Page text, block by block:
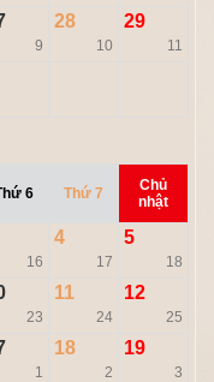
9
28
10
29
11
6 Thứ 7
Chủ
nhật
16
4
17
5
18
23
11
24
12
25
1
18
2
19
3